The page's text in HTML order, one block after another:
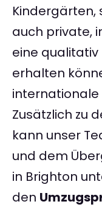
Kindergärten,
auch private,
eine
erhalten
internationale
Zusätzlich zu
kann unser
und dem
in Brighton
den